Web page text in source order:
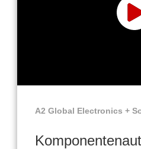
A2 Global Electronics +